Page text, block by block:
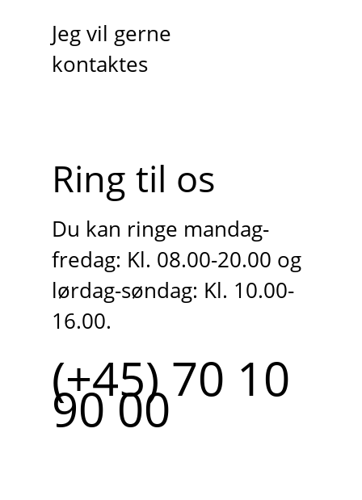
Jeg vil gerne
kontaktes
Ring til os
Du kan ringe mandag-
fredag: Kl. 08.00-20.00 og
lørdag-søndag: Kl. 10.00-
16.00.
(+45) 70 10
90 00